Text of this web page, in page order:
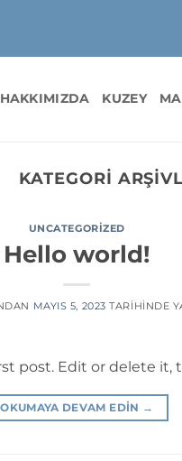
HAKKIMIZDA KUZEY
KATEGORI
UNCATEGORIZED
Hello world!
MAYIS 5, 2023 TARIHINDE
post. Edit or delete
OKUMAYA DEVAM EDIN →